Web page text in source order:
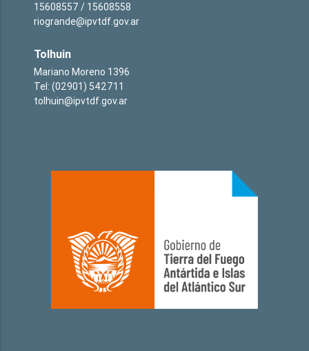
15608557 / 15608558
riogrande@ipvtdf.gov.ar
Tolhuin
Mariano Moreno 1396
Tel: (02901) 542711
tolhuin@ipvtdf.gov.ar